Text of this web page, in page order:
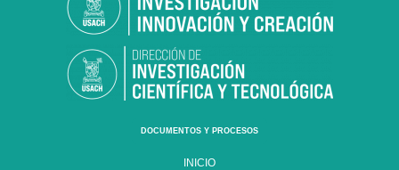
DOCUMENTOS Y PROCESOS
INICIO